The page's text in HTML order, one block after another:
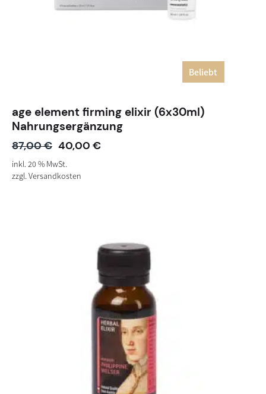
Beliebt
age element firming elixir (6x30ml)
Nahrungsergänzung
87,00€ 40,00 €
inkl. 20 % MwSt.
zzgl.Versandkosten